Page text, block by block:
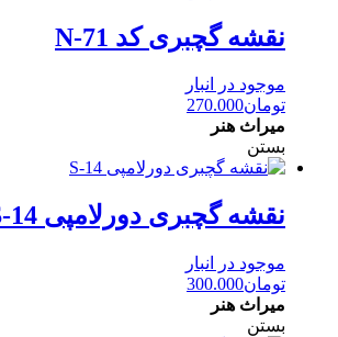
نقشه گچبری کد N-71
موجود در انبار
تومان270.000
میراث هنر
بستن
نقشه گچبری دورلامپی S-14
موجود در انبار
تومان300.000
میراث هنر
بستن